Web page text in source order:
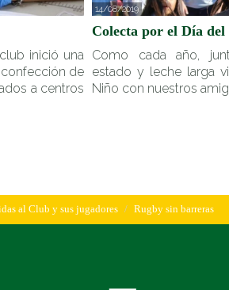
inició una
de
a centros
14/08/2019
Colecta por el Día del
Como cada año,
estado y leche larga
Niño con nuestros
al Club y sus jugadores Rugby sin barreras